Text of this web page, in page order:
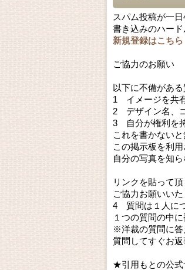
スパム投稿が一
書き込みのハード
新規登録はこちら
ご協力のお願い
以下に不備があ
1 イメージを共
2 デザイン名、
3 自分が権利を
これを書かない
この掲示板を利
自分の写真を知
リンクを貼って
ご協力お願いい
4 質問は１人に
１つの質問の中
※洋裁の質問に答
質問してすぐお返
★引用もとの公式